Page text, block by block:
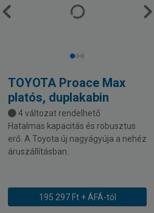
TOYOTA Proace Max
platós, duplakabin
4 változat rendelhető
Hatalmas kapacitás és robusztus
erő. A Toyota új nagyágyúja a nehéz
áruszállításban.
195 297 Ft + ÁFÁ-tól